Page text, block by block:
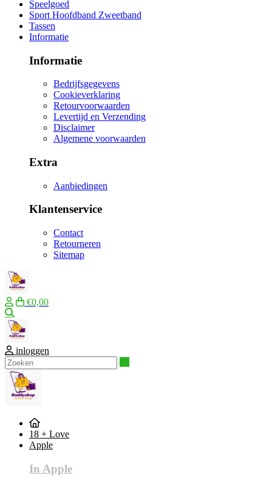
Speelgoed
Sport Hoofdband Zweetband
Tassen
Informatie
Informatie
Bedrijfsgegevens
Cookieverklaring
Retourvoorwaarden
Levertijd en Verzending
Disclaimer
Algemene voorwaarden
Extra
Aanbiedingen
Klantenservice
Contact
Retourneren
Sitemap
€0,00
inloggen
18 + Love
Apple
In Apple